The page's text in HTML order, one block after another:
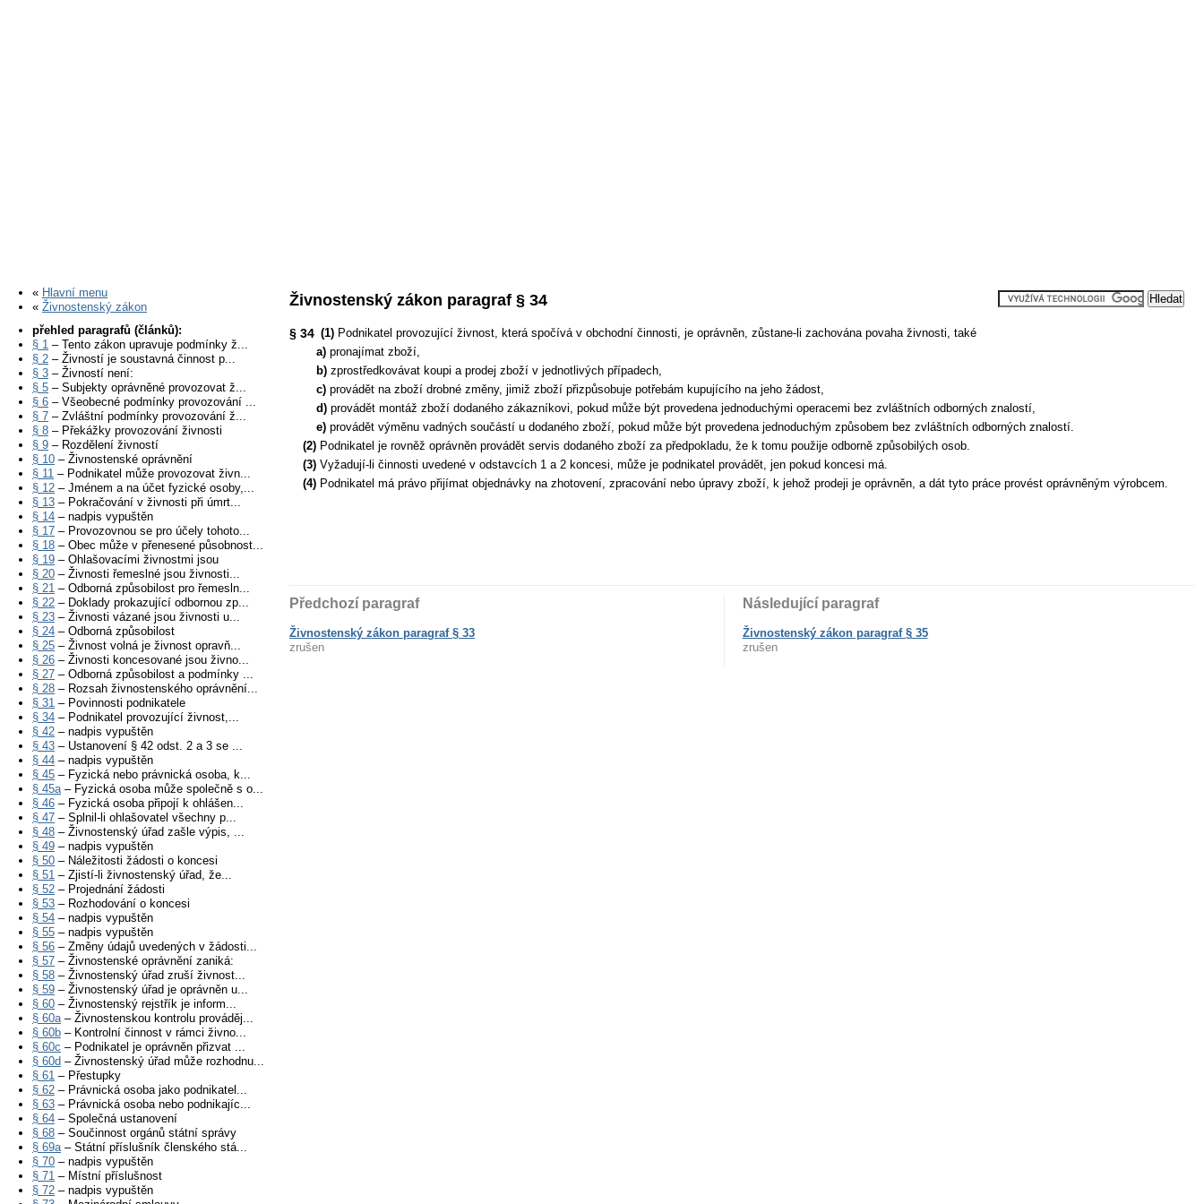
« Hlavní menu
« Živnostenský zákon
přehled paragrafů (článků):
§ 1 – Tento zákon upravuje podmínky ž...
§ 2 – Živností je soustavná činnost p...
§ 3 – Živností není:
§ 5 – Subjekty oprávněné provozovat ž...
§ 6 – Všeobecné podmínky provozování ...
§ 7 – Zvláštní podmínky provozování ž...
§ 8 – Překážky provozování živnosti
§ 9 – Rozdělení živností
§ 10 – Živnostenské oprávnění
§ 11 – Podnikatel může provozovat živn...
§ 12 – Jménem a na účet fyzické osoby,...
§ 13 – Pokračování v živnosti při úmrt...
§ 14 – nadpis vypuštěn
§ 17 – Provozovnou se pro účely tohoto...
§ 18 – Obec může v přenesené působnost...
§ 19 – Ohlašovacími živnostmi jsou
§ 20 – Živnosti řemeslné jsou živnosti...
§ 21 – Odborná způsobilost pro řemesln...
§ 22 – Doklady prokazující odbornou zp...
§ 23 – Živnosti vázané jsou živnosti u...
§ 24 – Odborná způsobilost
§ 25 – Živnost volná je živnost opravň...
§ 26 – Živnosti koncesované jsou živno...
§ 27 – Odborná způsobilost a podmínky ...
§ 28 – Rozsah živnostenského oprávnění...
§ 31 – Povinnosti podnikatele
§ 34 – Podnikatel provozující živnost,...
§ 42 – nadpis vypuštěn
§ 43 – Ustanovení § 42 odst. 2 a 3 se ...
§ 44 – nadpis vypuštěn
§ 45 – Fyzická nebo právnická osoba, k...
§ 45a– Fyzická osoba může společně s o...
§ 46 – Fyzická osoba připojí k ohlášen...
§ 47 – Splnil-li ohlašovatel všechny p...
§ 48 – Živnostenský úřad zašle výpis, ...
§ 49 – nadpis vypuštěn
§ 50 – Náležitosti žádosti o koncesi
§ 51 – Zjistí-li živnostenský úřad, že...
§ 52 – Projednání žádosti
§ 53 – Rozhodování o koncesi
§ 54 – nadpis vypuštěn
§ 55 – nadpis vypuštěn
§ 56 – Změny údajů uvedených v žádosti...
§ 57 – Živnostenské oprávnění zaniká:
§ 58 – Živnostenský úřad zruší živnost...
§ 59 – Živnostenský úřad je oprávněn u...
§ 60 – Živnostenský rejstřík je inform...
§ 60a– Živnostenskou kontrolu prováděj...
§ 60b – Kontrolní činnost v rámci živno...
§ 60c – Podnikatel je oprávněn přizvat ...
§ 60d – Živnostenský úřad může rozhodnu...
§ 61 – Přestupky
§ 62 – Právnická osoba jako podnikatel...
§ 63 – Právnická osoba nebo podnikajíc...
§ 64 – Společná ustanovení
§ 68 – Součinnost orgánů státní správy
§ 69a– Státní příslušník členského stá...
§ 70 – nadpis vypuštěn
§ 71 – Místní příslušnost
§ 72 – nadpis vypuštěn
Živnostenský zákon paragraf § 34
§ 34 (1) Podnikatel provozující živnost, která spočívá v obchodní činnosti, je oprávněn, zůstane-li zachována povaha živnosti, také
a)pronajímat zboží,
b)zprostředkovávat koupi a prodej zboží v jednotlivých případech,
c)provádět na zboží drobné změny, jimiž zboží přizpůsobuje potřebám kupujícího na jeho žádost,
d)provádět montáž zboží dodaného zákazníkovi, pokud může být provedena jednoduchými operacemi bez zvláštních odborných znalostí,
e)provádět výměnu vadných součástí u dodaného zboží, pokud může být provedena jednoduchým způsobem bez zvláštních odborných znalostí.
(2)Podnikatel je rovněž oprávněn provádět servis dodaného zboží za předpokladu, že k tomu použije odborně způsobilých osob.
(3)Vyžadují-li činnosti uvedené v odstavcích 1 a 2 koncesi, může je podnikatel provádět, jen pokud koncesi má.
(4)Podnikatel má právo přijímat objednávky na zhotovení, zpracování nebo úpravy zboží, k jehož prodeji je oprávněn, a dát tyto práce provést oprávněným výrobcem.
Předchozí paragraf
Živnostenský zákon paragraf § 33
zrušen
Následující paragraf
Živnostenský zákon paragraf § 35
zrušen